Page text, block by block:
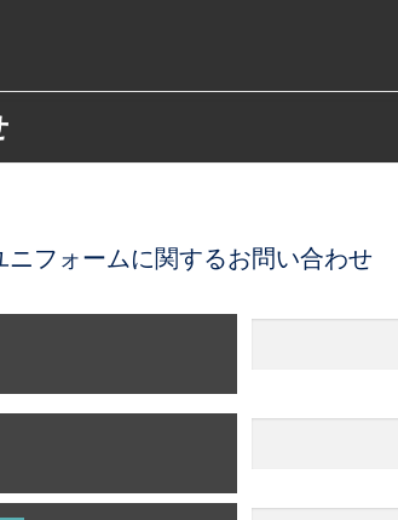
ニフォームに関するお問い合わせ